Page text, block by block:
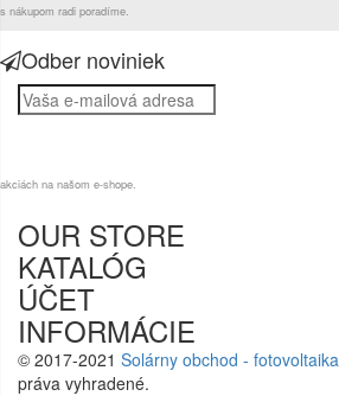
s nákupom radi poradíme.
Odber noviniek
akciách na našom e-shope.
OUR STORE
KATALÓG
ÚČET
INFORMÁCIE
© 2017-2021 Solárny obchod - fotovoltaika
práva vyhradené.